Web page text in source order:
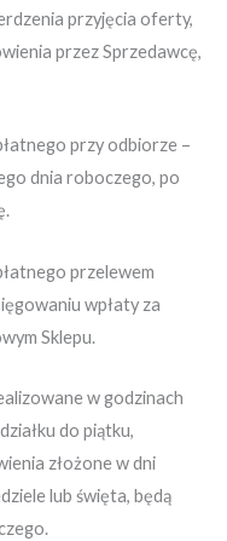
przyjęcia oferty,
przez Sprzedawcę,
przy odbiorze –
dnia roboczego, po
przelewem
wpłaty za
Sklepu.
w godzinach
do piątku,
złożone w dni
lub święta, będą